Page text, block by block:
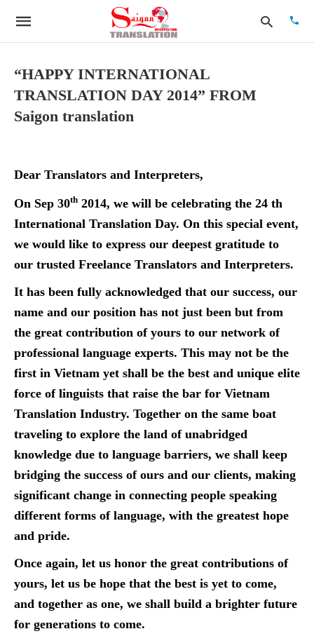
“HAPPY INTERNATIONAL
TRANSLATION DAY 2014” FROM
Saigon translation
Dear Translators and Interpreters,
On Sep 30th 2014, we will be celebrating the 24 th
International Translation Day. On this special event,
we would like to express our deepest gratitude to
our trusted Freelance Translators and Interpreters.
It has been fully acknowledged that our success, our
name and our position has not just been but from
the great contribution of yours to our network of
professional language experts. This may not be the
first in Vietnam yet shall be the best and unique elite
force of linguists that raise the bar for Vietnam
Translation Industry. Together on the same boat
traveling to explore the land of unabridged
knowledge due to language barriers, we shall keep
bridging the success of ours and our clients, making
significant change in connecting people speaking
different forms of language, with the greatest hope
and pride.
Once again, let us honor the great contributions of
yours, let us be hope that the best is yet to come,
and together as one, we shall build a brighter future
for generations to come.